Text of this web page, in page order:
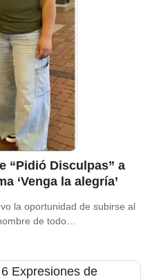
“Pidió Disculpas” a
‘Venga la alegría’
la oportunidad de subirse al
de todo…